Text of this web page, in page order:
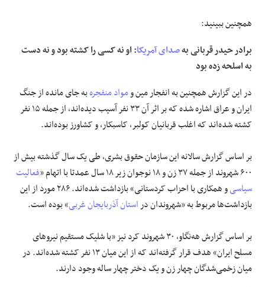
همچنین ببینید:
برادر حیدر قربانی بهصدای آمریکا: او نه کسی را کشته بود و نه دست
به اسلحه زده بود
در این گزارش همچنین به انفجار مین ومواد منفجرهبه جای مانده از جنگ
ایران و عراق اشاره شده که بر اثر آن ۳۳ نفر آسیب دیده‌اند، از جمله ۱۵ نفر
کشته شده‌اند که اغلب قربانیان کولبر، کاسبکار، و کشاورز بوده‌اند.
بر اساس گزارش سالانه این سازمان حقوق بشری، طی یک سال گذشته بیش از
۶۰۰ شهروند از جمله ۳۷ زن و ۱۸ نوجوان زیر ۱۸ سال عمدتا با اتهام «
فعالیت
سیاسی
و همکاری با احزاب کردستانی» بازداشت شده‌اند. ۲۸۶ مورد از این
بازداشت‌ها مربوط به «شهروندان دراستان آذربایجان غربی» بوده است.
بر اساس گزارش هه‌نگاو، ۳۰ شهروند کرد نیز «با شلیک مستقیم نیروهای
مسلح ایران» هدف قرار گرفته‌اند که از این میان ۱۳ نفر کشته شده‌اند. در
میان زخمی‌شدگان چهار زن و یک دختر چهار ساله وجود دارند.